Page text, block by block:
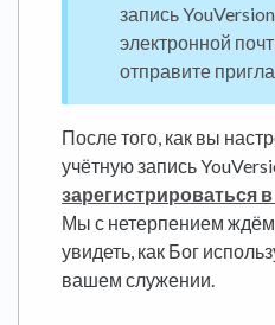
запись
электронной
отправите
После того, как вы
учётную запись
зарегистрироваться
Мы с нетерпением
увидеть, как Бог
вашем служении.